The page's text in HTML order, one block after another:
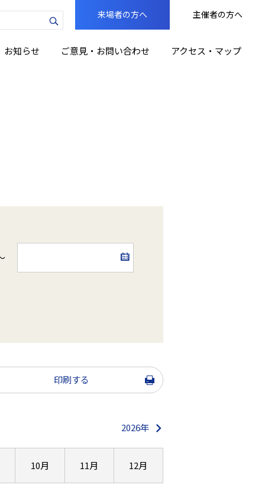
来場者の方へ 主催者の方へ
お知らせ ご意見・お問い合わせ アクセス・マップ
印刷する
2026年
10月 11月 12月